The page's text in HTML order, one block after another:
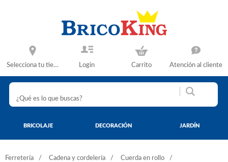
Selecciona tu tienda Login Carrito Atención al cliente
BRICOLAJE DECORACIÓN JARDÍN
Ferretería Cadena y cordelería
Cuerda en rollo